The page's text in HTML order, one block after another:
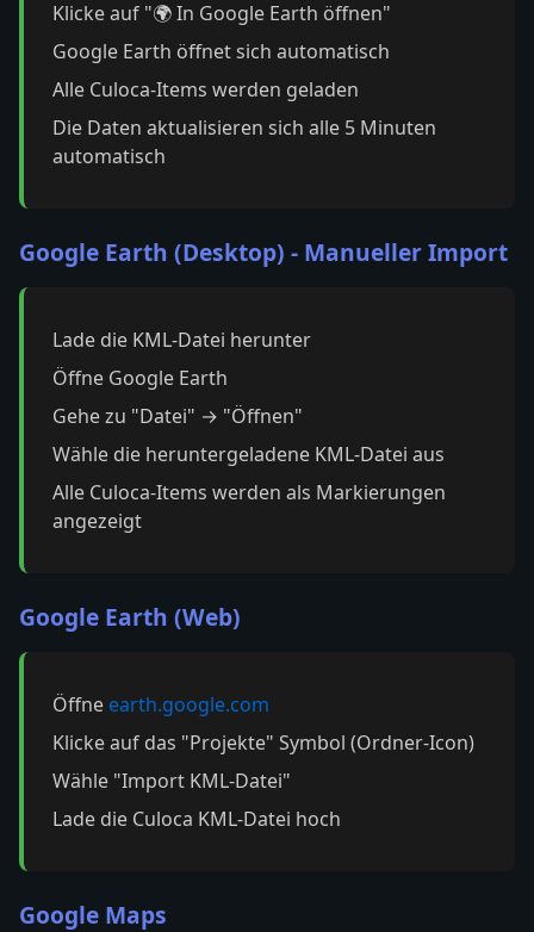
Klicke auf "🌍 In Google Earth öffnen"
Google Earth öffnet sich automatisch
Alle Culoca-Items werden geladen
Die Daten aktualisieren sich alle 5 Minuten
automatisch
Google Earth (Desktop) - Manueller Import
Lade die KML-Datei herunter
Öffne Google Earth
Gehe zu "Datei" → "Öffnen"
Wähle die heruntergeladene KML-Datei aus
Alle Culoca-Items werden als Markierungen
angezeigt
Google Earth (Web)
Öffne earth.google.com
Klicke auf das "Projekte" Symbol (Ordner-Icon)
Wähle "Import KML-Datei"
Lade die Culoca KML-Datei hoch
Google Maps